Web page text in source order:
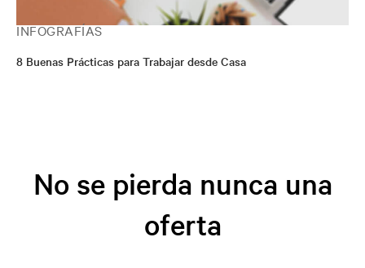
INFOGRAFÍAS
8 Buenas Prácticas para Trabajar desde Casa
No se pierda nunca una
oferta